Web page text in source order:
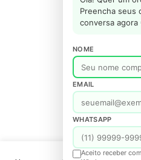
Preencha seus
conversa agora
NOME
EMAIL
WHATSAPP
Aceito receber